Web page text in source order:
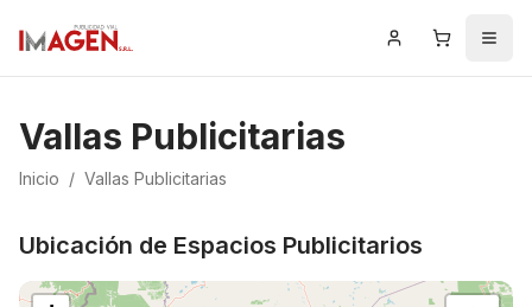
Iniciar Sesión
Carrito
Vallas Publicitarias
Inicio / Vallas Publicitarias
Ubicación de Espacios Publicitarios